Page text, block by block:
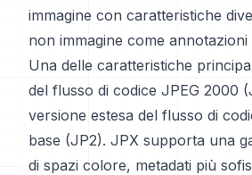
immagine con caratteristiche
non immagine come annotazioni
Una delle caratteristiche
del flusso di codice JPEG 2000
versione estesa del flusso di
base (JP2). JPX supporta una
di spazi colore, metadati più